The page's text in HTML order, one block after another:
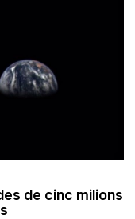
de cinc milions